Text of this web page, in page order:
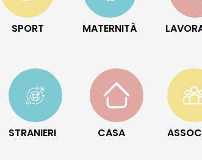
SPORT MATERNITÀ
STRANIERI CASA